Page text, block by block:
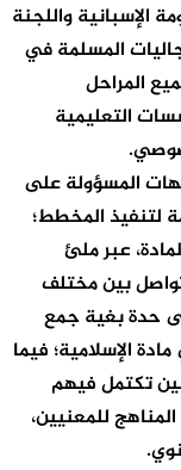
سنة 1992 بين الحكومة الإسبانية واللجنة
المسلمة في
المراحل
التعليمية
المسؤولة على
لتنفيذ المخطط؛
عبر ملئ
بين مختلف
حدة بغية جمع
الإسلامية؛ فيما
تكتمل فيهم
للمعنيين،